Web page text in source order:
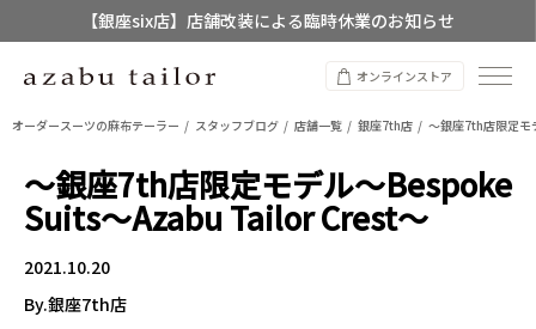
【店舗限定】レディースオーダースーツ
8/12~8/16 夏季休業のお知らせオンラインストア
オーダースーツの麻布テーラー スタッフブログ 店舗一覧 銀座7th店 ～銀座7th店限定
～銀座7th店限定モデル～Bespoke
Suits～Azabu Tailor Crest～
2021.10.20
By.銀座7th店